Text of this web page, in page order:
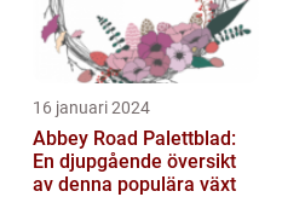
16 januari 2024
Abbey Road Palettblad:
En djupgående översikt
av denna populära växt